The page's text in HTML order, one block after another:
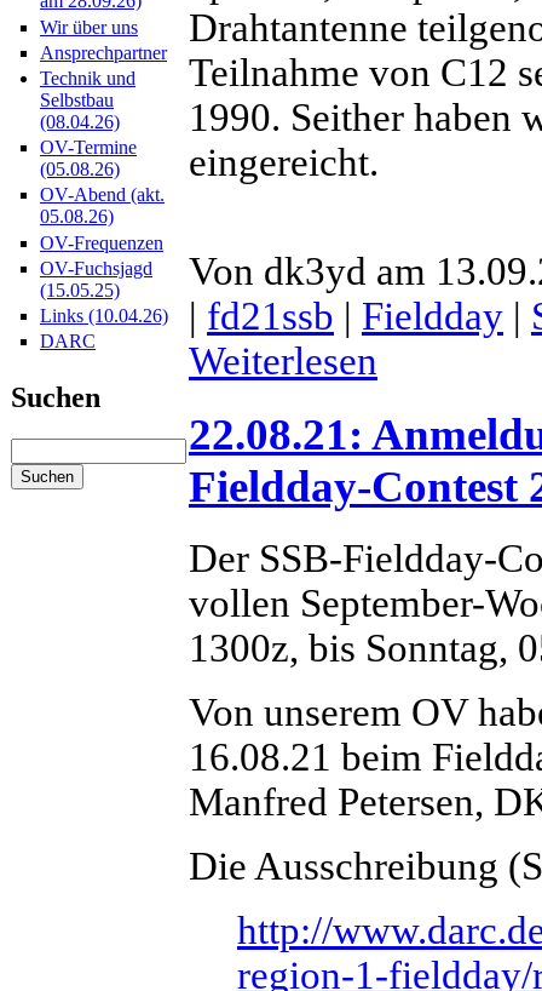
Wir über uns
Ansprechpartner
Technik und
Selbstbau
(08.04.26)
OV-Termine
(05.08.26)
OV-Abend (akt.
05.08.26)
OV-Frequenzen
OV-Fuchsjagd
(15.05.25)
Links (10.04.26)
DARC
Suchen
Drahtantenne
Teilnahme von C12
1990. Seither haben
eingereicht.
Von dk3yd am
| fd21ssb | Fieldday |
Weiterlesen
22.08.21:
Fieldday-Contest
Der SSB-Fieldday-
vollen September-
1300z, bis Sonntag,
Von unserem OV
16.08.21 beim
Manfred Petersen,
Die Ausschreibung
http://
region-1-fieldday/